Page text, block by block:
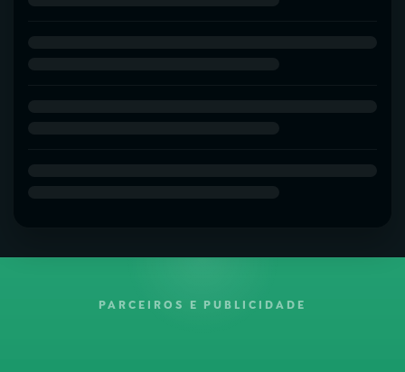
PARCEIROS E PUBLICIDADE